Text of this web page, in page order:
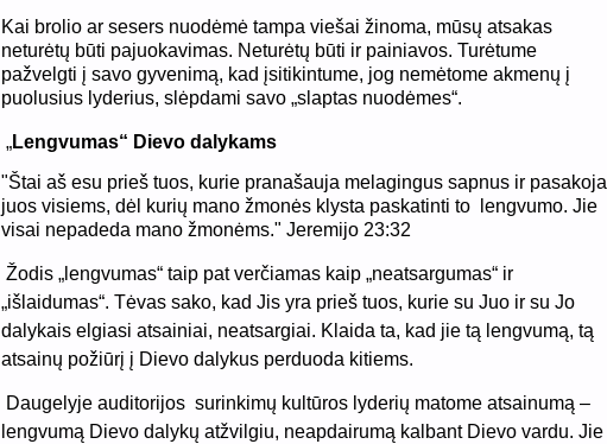
Kai brolio ar sesers nuodėmė tampa viešai žinoma, mūsų atsakas
neturėtų būti pajuokavimas. Neturėtų būti ir painiavos. Turėtume
pažvelgti į savo gyvenimą, kad įsitikintume, jog nemėtome akmenų į
puolusius lyderius, slėpdami savo „slaptas nuodėmes“.
„Lengvumas“ Dievo dalykams
"Štai aš esu prieš tuos, kurie pranašauja melagingus sapnus ir pasakoja
juos visiems, dėl kurių mano žmonės klysta paskatinti to
lengvumo. Jie
visai nepadeda mano žmonėms." Jeremijo 23:32
Žodis „lengvumas“ taip pat verčiamas kaip „neatsargumas“ ir
„išlaidumas“. Tėvas sako, kad Jis yra prieš tuos, kurie su Juo ir su Jo
dalykais elgiasi atsainiai, neatsargiai. Klaida ta, kad jie tą lengvumą, tą
atsainų požiūrį į Dievo dalykus perduoda kitiems.
Daugelyje auditorijos surinkimų kultūros lyderių matome atsainumą –
lengvumą Dievo dalykų atžvilgiu, neapdairumą kalbant Dievo vardu. Jie